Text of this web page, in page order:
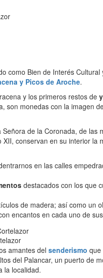
como Bien de Interés Cultural
y Picos de Aroche.
y los primeros restos de
son monedas con la imagen
de la Coronada, de las
conservan en su interior la
en las calles
destacados con los que
de madera; así como un
encantos en cada uno de
amantes del senderismo que
del Palancar, un puerto de
la localidad.